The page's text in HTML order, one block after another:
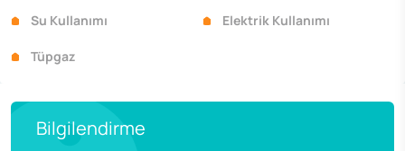
Su Kullanımı Elektrik Kullanımı
Tüpgaz
Bilgilendirme